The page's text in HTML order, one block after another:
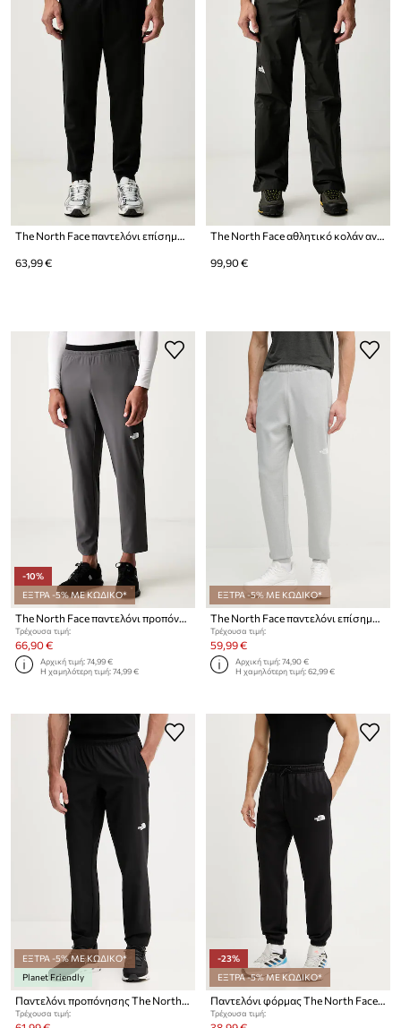
63,99 € 99,90 €
-10%
ΕΞΤΡΑ -5% ΜΕ ΚΩΔΙΚΟ*
The North Face παντελόνι προπόνησης Ανδρικά
Τρέχουσα τιμή:
66,90 €
Αρχική τιμή:74,99 €
Η χαμηλότερη τιμή:74,99 €
ΕΞΤΡΑ -5% ΜΕ ΚΩΔΙΚΟ*
The North Face παντελόνι επίσημο ανδρικό REAXION
Τρέχουσα τιμή:
59,99 €
Αρχική τιμή:74,90 €
Η χαμηλότερη τιμή:62,99 €
ΕΞΤΡΑ -5% ΜΕ ΚΩΔΙΚΟ*
Planet Friendly
Παντελόνι προπόνησης The North Face
Τρέχουσα τιμή:
-23%
ΕΞΤΡΑ -5% ΜΕ ΚΩΔΙΚΟ*
Παντελόνι φόρμας The North Face Simple Dome
Τρέχουσα τιμή: